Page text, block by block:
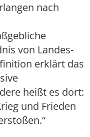
nach
von Landes-
erklärt das
heißt es dort:
und Frieden